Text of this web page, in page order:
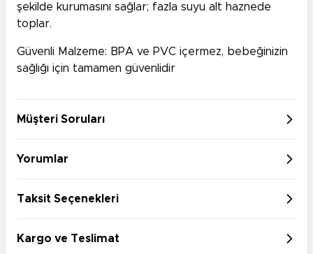
şekilde kurumasını sağlar; fazla suyu alt haznede
toplar.
Güvenli Malzeme: BPA ve PVC içermez, bebeğinizin
sağlığı için tamamen güvenlidir
Müşteri Soruları
Yorumlar
Taksit Seçenekleri
Kargo ve Teslimat